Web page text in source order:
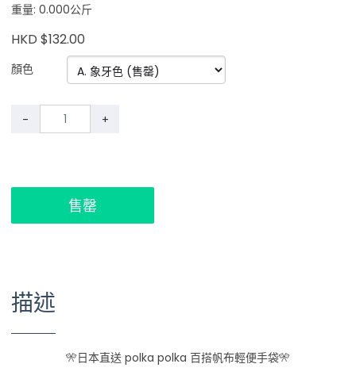
重量: 0.000公斤
HKD $132.00
顏色
- +
售罄
描述
🎌日本直送 polka polka 百搭帆布輕便手袋🎌